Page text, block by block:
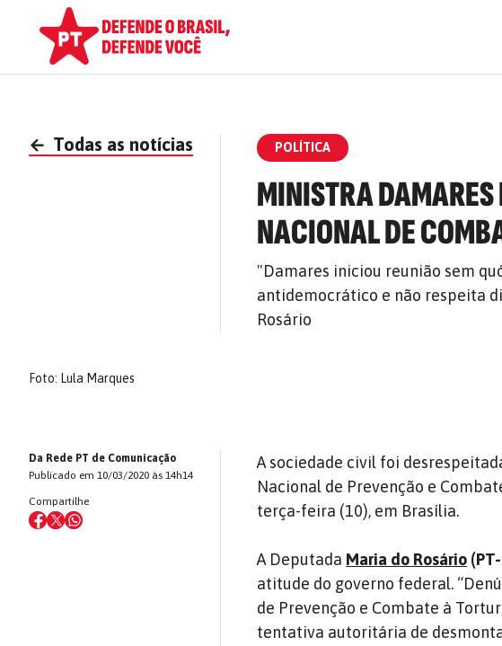
← Todas as notícias POLÍTICA
MINISTRA
NACIONAL DE
"Damares iniciou reunião sem
antidemocrático e não respeita
Rosário
Foto: Lula Marques
Da Rede PT de Comunicação
Publicado em 10/03/2020 às 14h14
Compartilhe
A sociedade civil foi
Nacional de Prevenção e
terça-feira (10), em Brasília.
A Deputada Maria do Rosário
atitude do governo federal.
de Prevenção e Combate à
tentativa autoritária de